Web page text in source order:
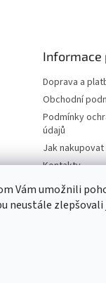
Vám umožnili
neustále zlepšovali
Informace
Doprava a
Obchodní
Podmínky
údajů
Jak nakupovat
Kontakty
Reklamace a
Mapa serveru